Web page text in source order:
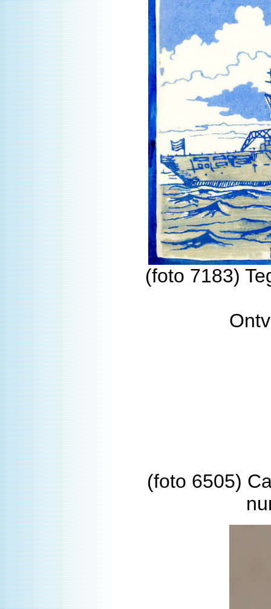
(foto 7183)
(foto 6505)